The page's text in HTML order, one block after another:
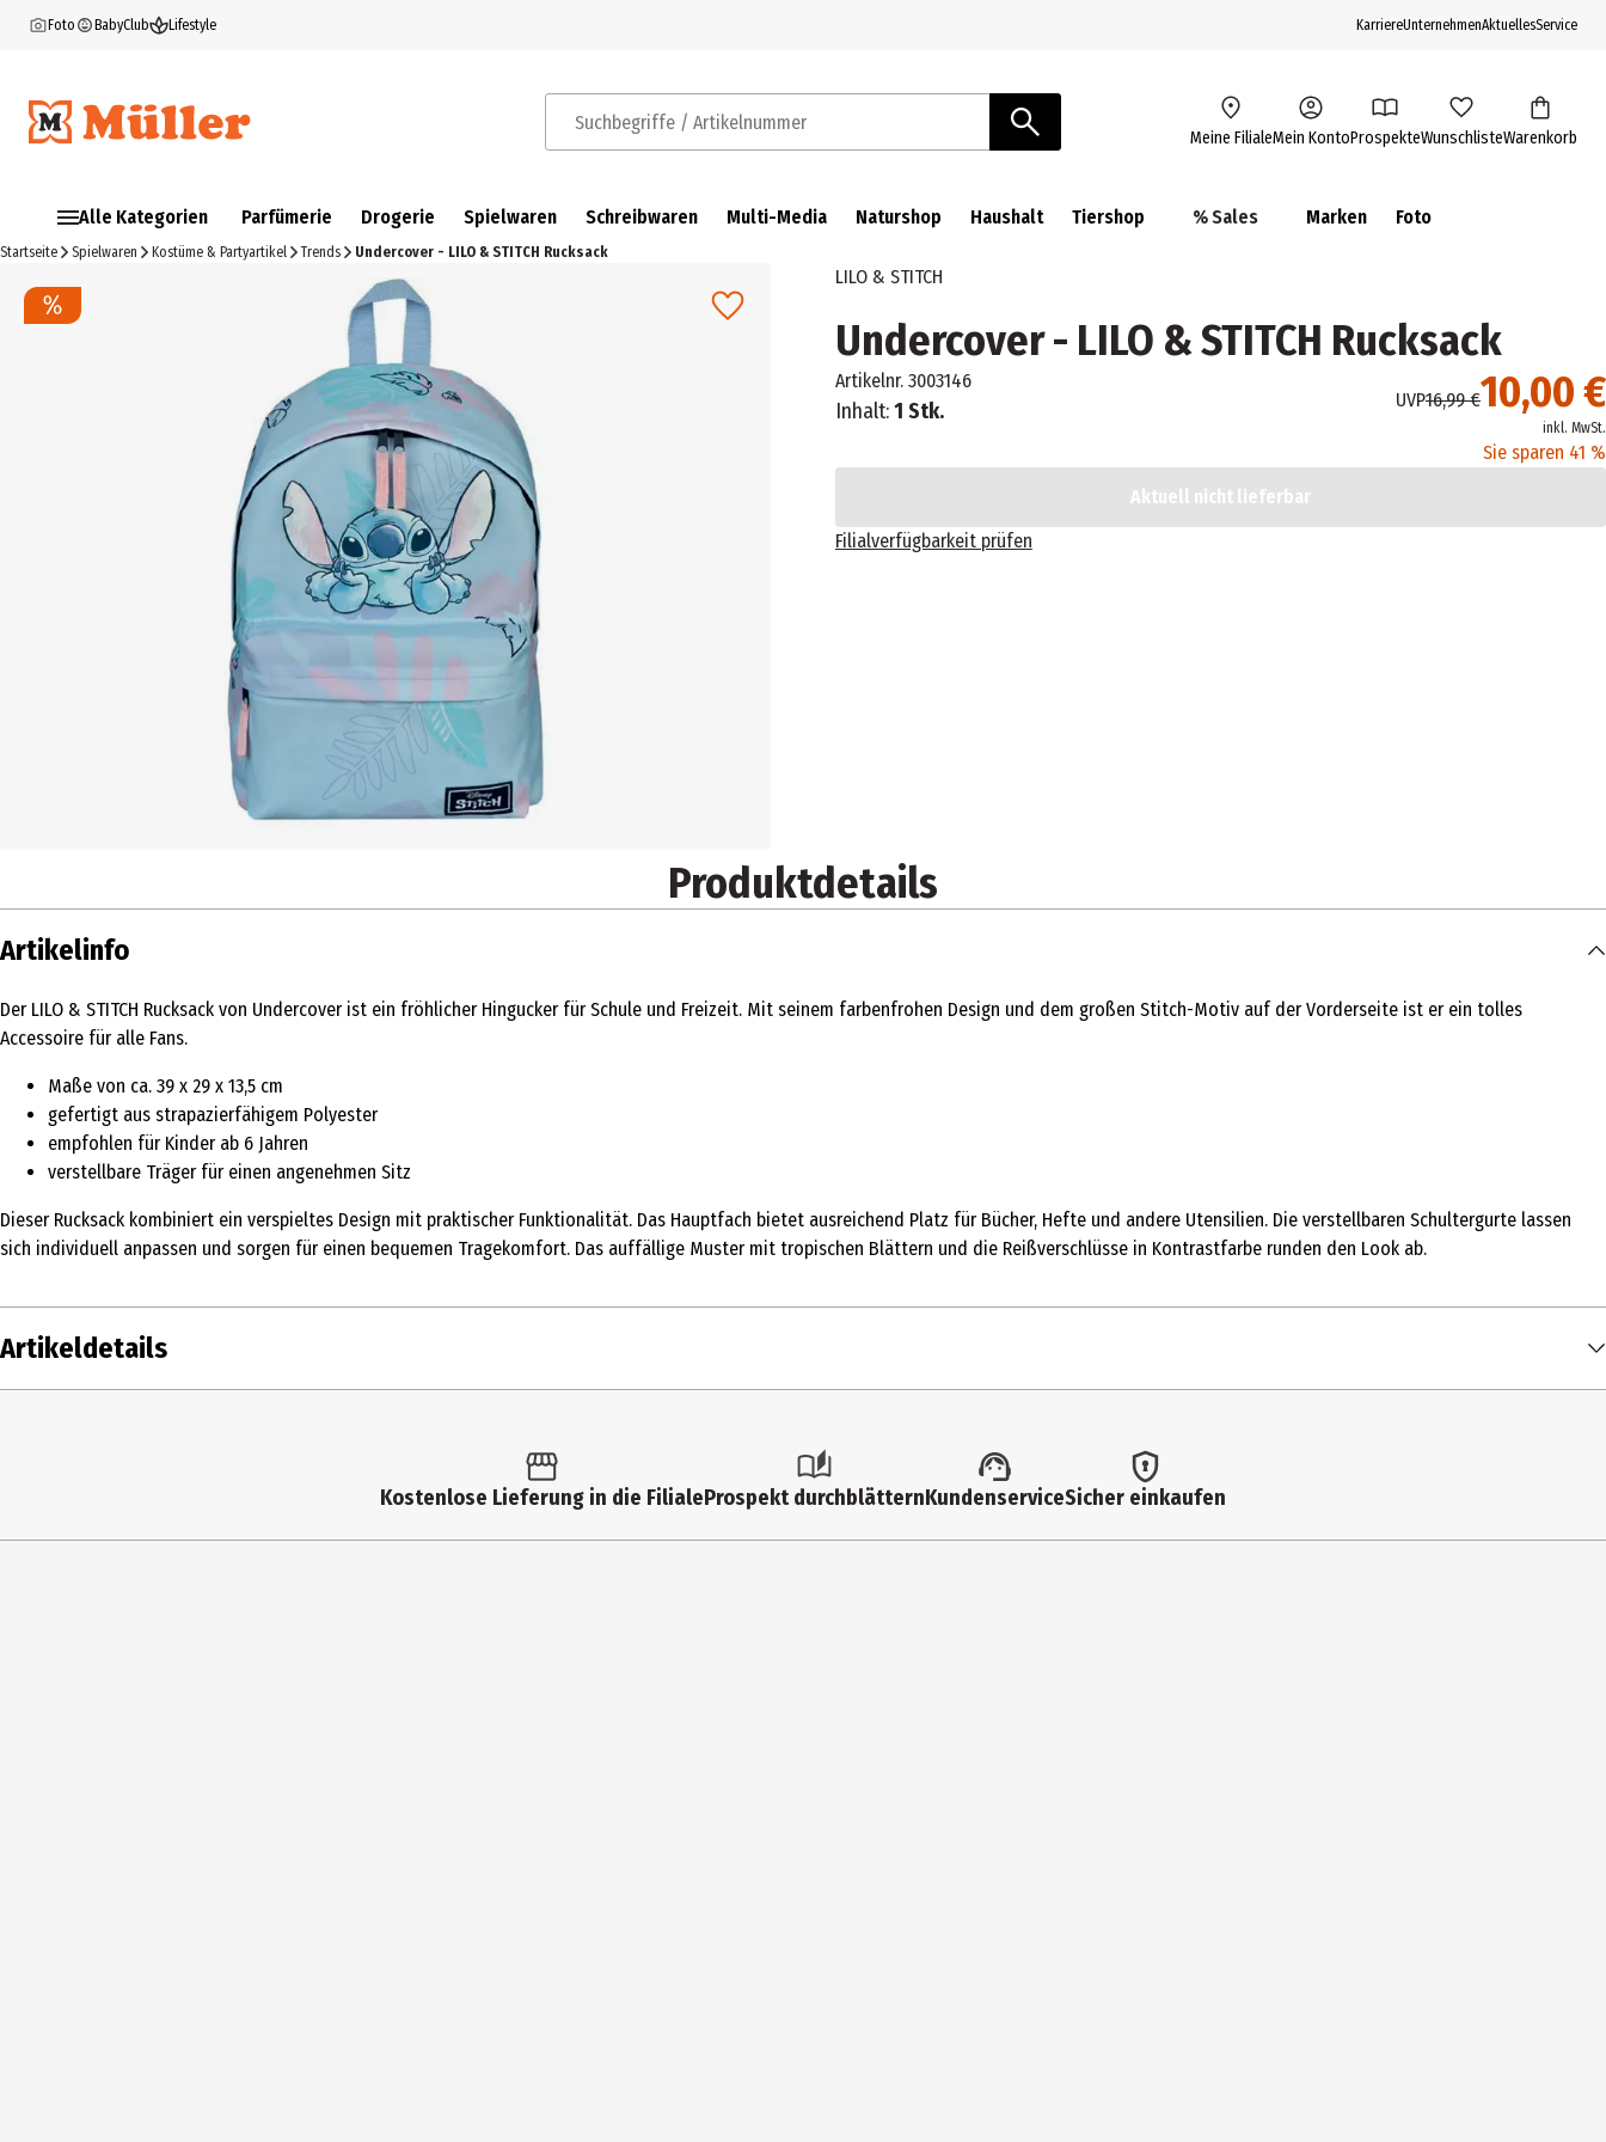
Foto BabyClub Lifestyle KarriereUnternehmenAktuellesService
Suchbegriffe / Artikelnummer Meine FilialeMein KontoProspekteWunschlisteWarenkorb
Alle Kategorien Parfümerie Drogerie Spielwaren Schreibwaren Multi-Media Naturshop Haushalt Tiershop % Sales Marken Foto
Startseite Spielwaren Kostüme & Partyartikel Trends Undercover - LILO & STITCH Rucksack
LILO & STITCH
Undercover - LILO & STITCH Rucksack
Artikelnr. 3003146
Inhalt:1 Stk. 10,00 €
UVP16,99 €
inkl. MwSt.
Sie sparen 41 %
Aktuell nicht lieferbar
Filialverfügbarkeit prüfen
Produktdetails
Artikelinfo
Der LILO & STITCH Rucksack von Undercover ist ein fröhlicher Hingucker für Schule und Freizeit. Mit seinem farbenfrohen Design und dem großen Stitch-Motiv auf der Vorderseite ist er ein tolles
Accessoire für alle Fans.
Maße von ca. 39 x 29 x 13,5 cm
gefertigt aus strapazierfähigem Polyester
empfohlen für Kinder ab 6 Jahren
verstellbare Träger für einen angenehmen Sitz
Dieser Rucksack kombiniert ein verspieltes Design mit praktischer Funktionalität. Das Hauptfach bietet ausreichend Platz für Bücher, Hefte und andere Utensilien. Die verstellbaren Schultergurte lassen
sich individuell anpassen und sorgen für einen bequemen Tragekomfort. Das auffällige Muster mit tropischen Blättern und die Reißverschlüsse in Kontrastfarbe runden den Look ab.
Artikeldetails
Kleinspielzeug
Kostenlose Lieferung in die FilialeProspekt durchblätternKundenserviceSicher einkaufen